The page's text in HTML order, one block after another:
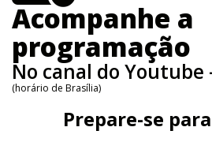
Acompanhe a
programação
No canal do Youtube
(horário de Brasília)
Prepare-se